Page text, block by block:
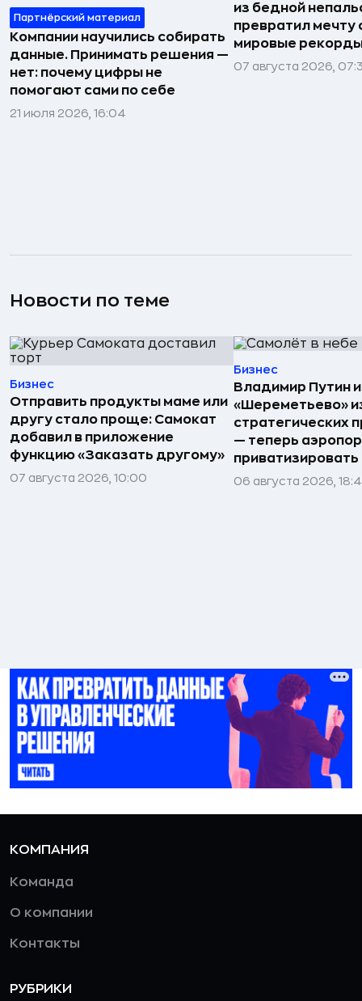
Партнёрский материал
Компании научились собирать
данные. Принимать решения —
нет: почему цифры не
помогают сами по себе
21 июля 2026, 16:04
из бедной
превратил мечту
мировые рекорды
07 августа 2026,
Новости по теме
Бизнес
Отправить продукты маме или
другу стало проще: Самокат
добавил в приложение
функцию «Заказать другому»
07 августа 2026, 10:00
Бизнес
Владимир Путин
«Шереметьево»
стратегических
— теперь
приватизировать
06 августа 2026,
КОМПАНИЯ
Команда
О компании
Контакты
РУБРИКИ